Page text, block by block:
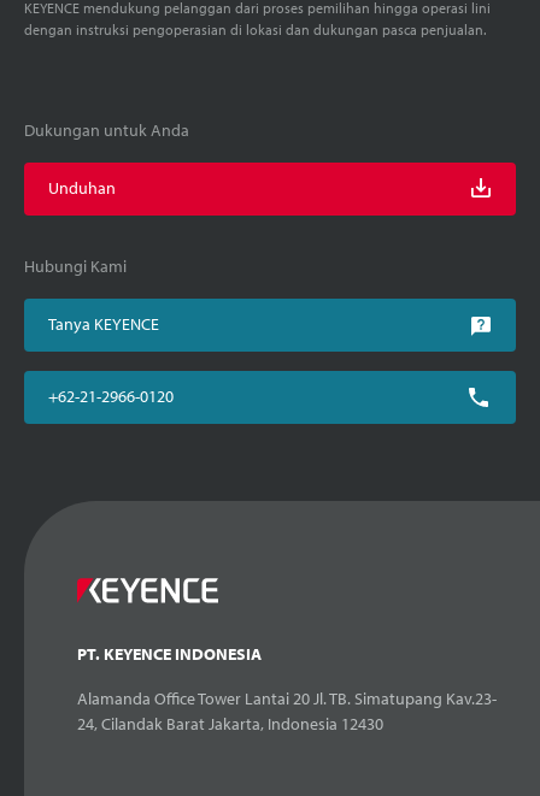
KEYENCE mendukung pelanggan dari proses pemilihan hingga operasi lini
dengan instruksi pengoperasian di lokasi dan dukungan pasca penjualan.
Dukungan untuk Anda
Unduhan
Hubungi Kami
Tanya KEYENCE
+62-21-2966-0120
PT. KEYENCE INDONESIA
Alamanda Office Tower Lantai 20 Jl. TB. Simatupang Kav.23-
24, Cilandak Barat Jakarta, Indonesia 12430